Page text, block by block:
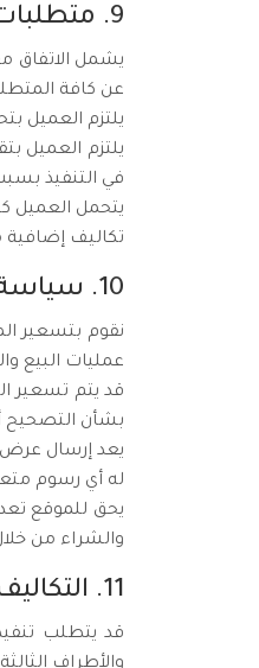
9. متطلبات المشروع
يشمل الاتفاق
عن كافة
يلتزم العميل
يلتزم العميل
في التنفيذ
يتحمل العميل
تكاليف إضافية
10. سياسة التسعير
نقوم بتسعير
عمليات البيع
قد يتم تسعير
بشأن التصحيح
يعد إرسال عرض
له أي رسوم
يحق للموقع
والشراء من
11. التكاليف الإضافية
قد يتطلب